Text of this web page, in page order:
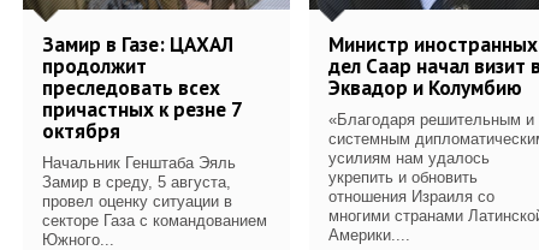
Замир в Газе: ЦАХАЛ
продолжит
преследовать всех
причастных к резне 7
октября
Начальник Генштаба Эяль
Замир в среду, 5 августа,
провел оценку ситуации в
секторе Газа с командованием
Южного...
Министр иностранных
дел Саар начал визит
Эквадор и Колумбию
«Благодаря решительным и
системным
усилиям нам удалось
укрепить и обновить
отношения Израиля со
многими странами
Америки....